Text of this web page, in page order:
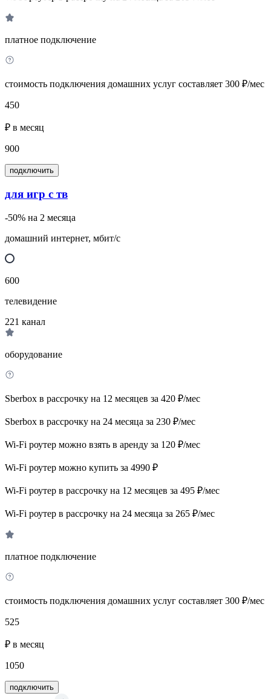
платное подключение
стоимость подключения домашних услуг составляет 300 ₽/мес
450
₽ в месяц
900
подключить
для игр с тв
-50% на 2 месяца
домашний интернет, мбит/с
600
телевидение
221 канал
оборудование
Sberbox в рассрочку на 12 месяцев за 420 ₽/мес
Sberbox в рассрочку на 24 месяца за 230 ₽/мес
Wi-Fi роутер можно взять в аренду за 120 ₽/мес
Wi-Fi роутер можно купить за 4990 ₽
Wi-Fi роутер в рассрочку на 12 месяцев за 495 ₽/мес
Wi-Fi роутер в рассрочку на 24 месяца за 265 ₽/мес
платное подключение
стоимость подключения домашних услуг составляет 300 ₽/мес
525
₽ в месяц
1050
подключить